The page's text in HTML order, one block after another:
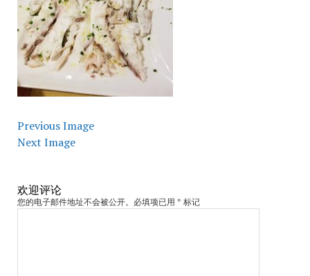
Previous Image
Next Image
欢迎评论
您的电子邮件地址不会被公开。必填项已用 * 标记